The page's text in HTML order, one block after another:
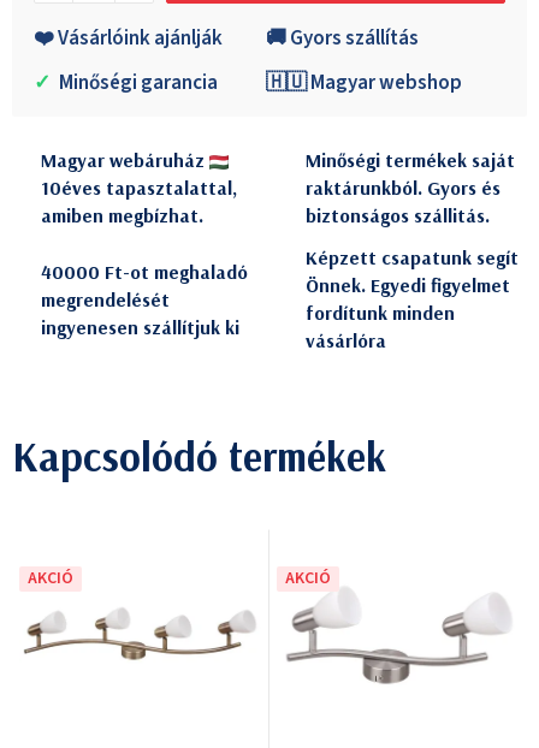
❤️ Vásárlóink ajánlják
🚚 Gyors szállítás
✓ Minőségi garancia 🇭🇺 Magyar webshop
Magyar webáruház
10éves tapasztalattal,
amiben megbízhat.
Minőségi termékek saját
raktárunkból. Gyors és
biztonságos szállitás.
40000 Ft-ot meghaladó
megrendelését
ingyenesen szállítjuk ki
Képzett csapatunk segít
Önnek. Egyedi figyelmet
fordítunk minden
vásárlóra
Kapcsolódó termékek
AKCIÓ AKCIÓ